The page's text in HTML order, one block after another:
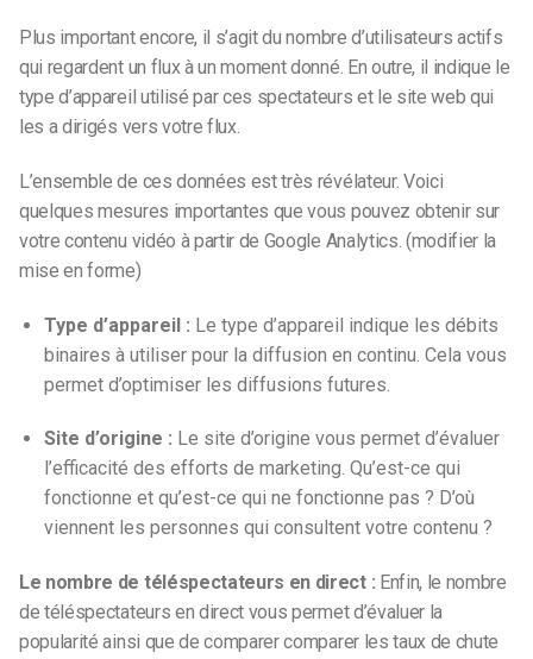
Plus important encore, il s’agit du nombre d’utilisateurs actifs
qui regardent un flux à un moment donné. En outre, il indique le
type d’appareil utilisé par ces spectateurs et le site web qui
les a dirigés vers votre flux.
L’ensemble de ces données est très révélateur. Voici
quelques mesures importantes que vous pouvez obtenir sur
votre contenu vidéo à partir de Google Analytics . (modifier la
mise en forme)
Type d’appareil : Le type d’appareil indique les débits
binaires à utiliser pour la diffusion en continu. Cela vous
permet d’optimiser les diffusions futures.
Site d’origine : Le site d’origine vous permet d’évaluer
l’efficacité des efforts de marketing. Qu’est-ce qui
fonctionne et qu’est-ce qui ne fonctionne pas ? D’où
viennent les personnes qui consultent votre contenu ?
Le nombre de téléspectateurs en direct : Enfin, le nombre
de téléspectateurs en direct vous permet d’évaluer la
popularité ainsi que de comparercomparerles taux de chute